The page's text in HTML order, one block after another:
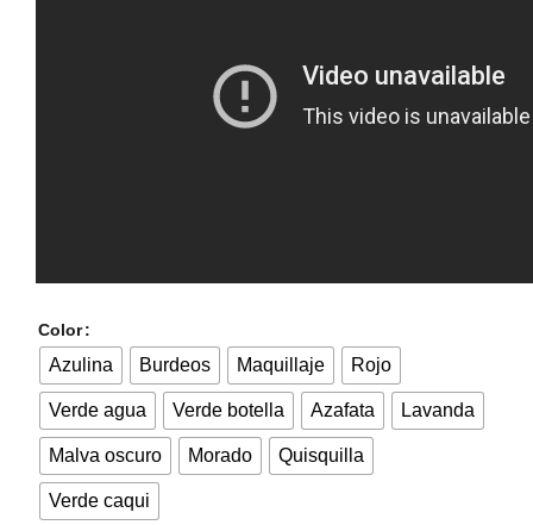
Color
Azulina Burdeos Maquillaje Rojo
Verde agua Verde botella Azafata Lavanda
Malva oscuro Morado Quisquilla
Verde caqui